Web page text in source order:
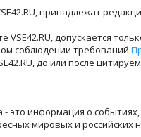
принадлежат
допускается
соблюдении требований
до или после
- это информация о
мировых и российских